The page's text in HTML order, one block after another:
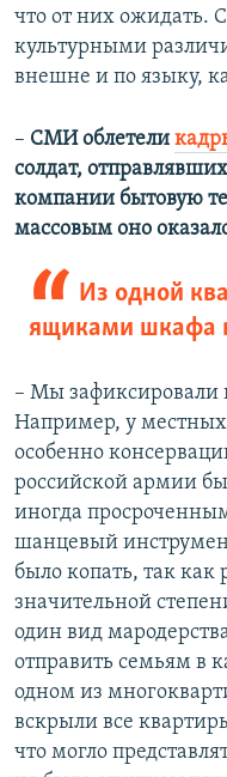
что от них ожидать.
культурными
внешне и по языку,
– СМИ облетели
солдат,
компании бытовую
массовым оно
Из одной
ящиками шкафа
– Мы зафиксировали
Например, у местных
особенно
российской армии
иногда
шанцевый
было копать, так
значительной
один вид
отправить семьям в
одном из
вскрыли все
что могло